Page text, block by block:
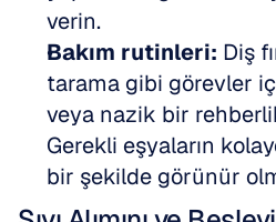
verin.
Bakım rutinleri: Diş
tarama gibi görevler
veya nazik bir
Gerekli eşyaların
bir şekilde görünür